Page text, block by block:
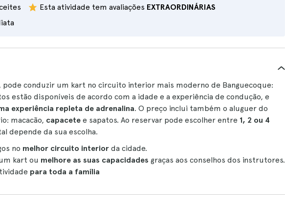
Esta atividade tem avaliações EXTRAORDINÁRIAS
pode conduzir um kart no circuito interior mais moderno de Banguecoque:
estão disponíveis de acordo com a idade e a experiência de condução, e
experiência repleta de adrenalina. O preço inclui também o aluguer do
macacão, capacete e sapatos. Ao reservar pode escolher entre 1, 2 ou 4
depende da sua escolha.
no melhor circuito interior da cidade.
kart ou melhore as suas capacidades graças aos conselhos dos instrutores.
para toda a família